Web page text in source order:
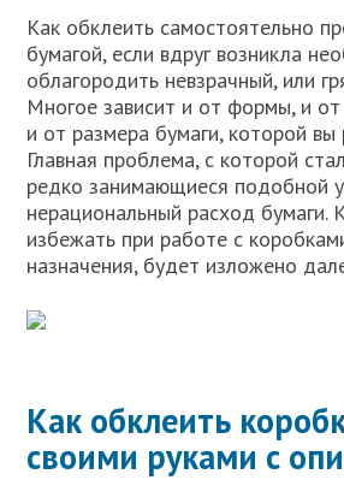
Как обклеить самостоятельно
бумагой, если вдруг возникла
облагородить невзрачный, или
Многое зависит и от формы, и
и от размера бумаги, которой вы
Главная проблема, с которой
редко занимающиеся подобной
нерациональный расход бумаги.
избежать при работе с
назначения, будет изложено
Как обклеить
своими руками с